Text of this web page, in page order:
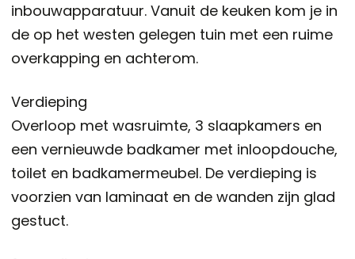
inbouwapparatuur. Vanuit de keuken kom je in
de op het westen gelegen tuin met een ruime
overkapping en achterom.
Verdieping
Overloop met wasruimte, 3 slaapkamers en
een vernieuwde badkamer met inloopdouche,
toilet en badkamermeubel. De verdieping is
voorzien van laminaat en de wanden zijn glad
gestuct.